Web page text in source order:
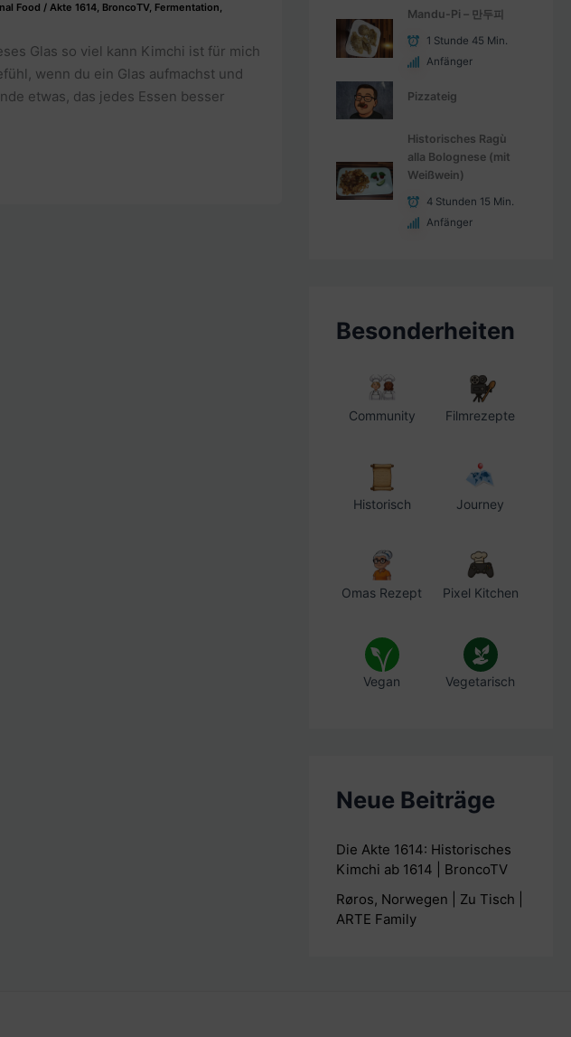
Food / Akte 1614, BroncoTV, Fermentation,
Glas so viel kann Kimchi ist für mich
wenn du ein Glas aufmachst und
etwas, das jedes Essen besser
Mandu-Pi – 만두피
1 Stunde 45 Min.
Anfänger
Pizzateig
Historisches Ragù
alla Bolognese (mit
Weißwein)
4 Stunden 15 Min.
Anfänger
Besonderheiten
Community Filmrezepte
Historisch Journey
Omas Rezept Pixel Kitchen
Vegan Vegetarisch
Neue Beiträge
Die Akte 1614: Historisches
Kimchi ab 1614 | BroncoTV
Røros, Norwegen | Zu Tisch |
ARTE Family